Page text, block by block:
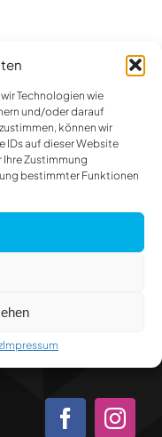
Technologien wie
und/oder darauf
können wir
IDs auf dieser Website
Zustimmung
bestimmter Funktionen
Impressum